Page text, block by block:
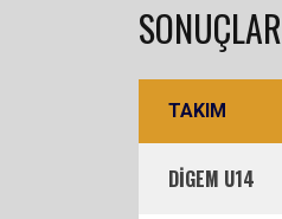
SONUÇLAR
TAKIM
DİGEM U14